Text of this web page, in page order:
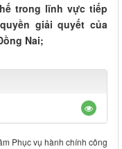
trong lĩnh vực tiếp
giải quyết của
Nai;
Phục vụ hành chính công